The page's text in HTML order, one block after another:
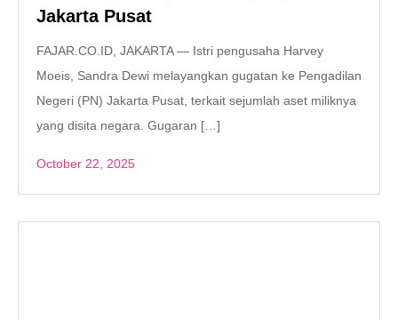
Jakarta Pusat
FAJAR.CO.ID, JAKARTA — Istri pengusaha Harvey
Moeis, Sandra Dewi melayangkan gugatan ke Pengadilan
Negeri (PN) Jakarta Pusat, terkait sejumlah aset miliknya
yang disita negara. Gugaran […]
October 22, 2025